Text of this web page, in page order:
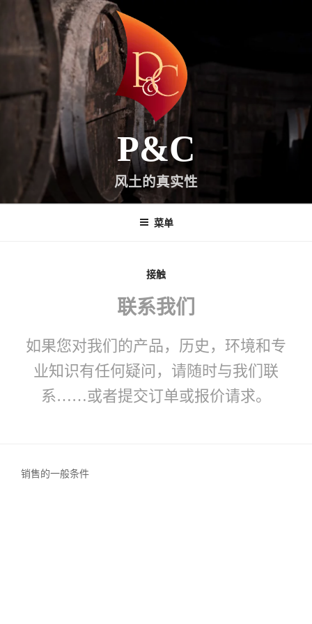
容
P&C
风土的真实性
菜单
接触
联系我们
如果您对我们的产品，历史，环境和专
业知识有任何疑问，请随时与我们联
系……或者提交订单或报价请求。
销售的一般条件